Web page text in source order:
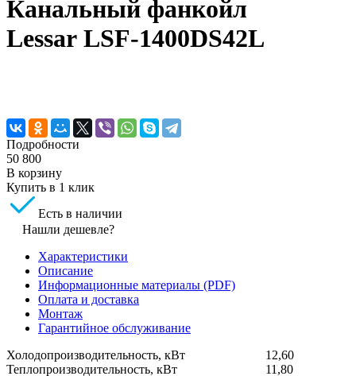
Канальный фанкойл
Lessar LSF-1400DS42L
Подробности
50 800
В корзину
Купить в 1 клик
Есть в наличии
Нашли дешевле?
Характеристики
Описание
Информационные материалы (PDF)
Оплата и доставка
Монтаж
Гарантийное обслуживание
Холодопроизводительность, кВт
12,60
Теплопроизводительность, кВт
11,80